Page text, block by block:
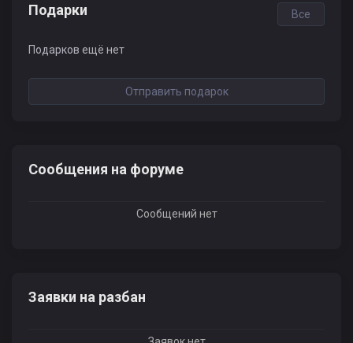
Подарки Все
Подарков ещё нет
Отправить подарок
Сообщения на форуме
Сообщений нет
Заявки на разбан